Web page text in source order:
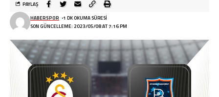
SON GÜNCELLEME: 2023/05/08 AT 7:16 PM
HABERSPOR 1 DK OKUMA SÜRESI
PAYLAŞ